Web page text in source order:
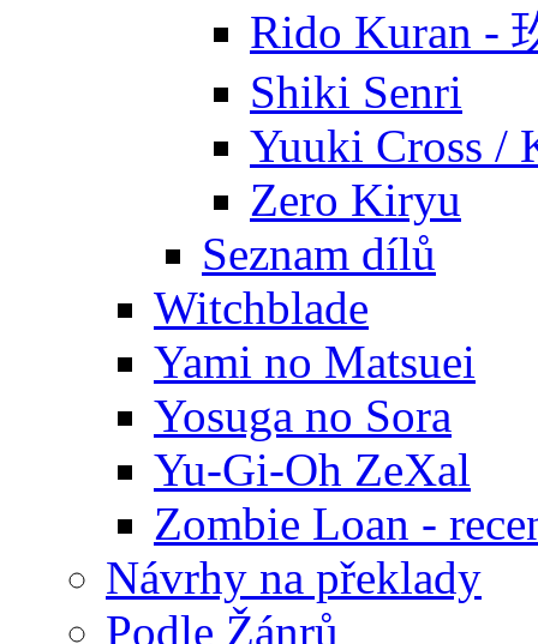
Rido Kuran -
Shiki Senri
Yuuki Cross /
Zero Kiryu
Seznam dílů
Witchblade
Yami no Matsuei
Yosuga no Sora
Yu-Gi-Oh ZeXal
Zombie Loan -
Návrhy na překlady
Podle Žánrů